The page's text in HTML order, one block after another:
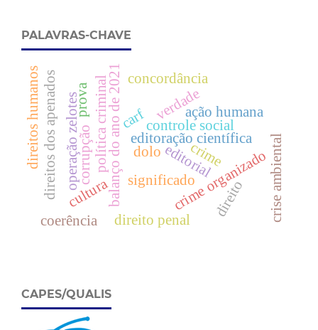
PALAVRAS-CHAVE
editoração científica
editorial
balanço do ano de 2021
política criminal crime
cultura significado
controle social
operação zelotescorrupção crime organizado
carf
direitos dos apenados
direitos humanos
direito penal
verdade
prova
coerência
concordância
direito crise ambiental
ação humana
dolo
CAPES/QUALIS